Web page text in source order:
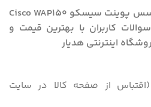
مشخصات، قیمت و خرید اکسس پوینت سیسکو Cisco WAP150
کاربران با بهترین قیمت و
اینترنتی هدیار
از صفحه کالا در سایت